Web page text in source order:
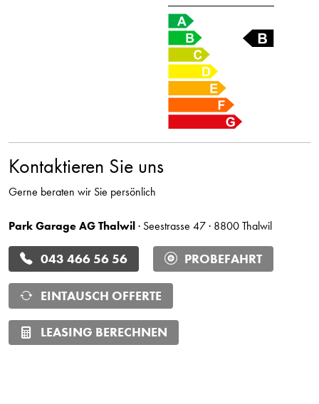
Kontaktieren Sie uns
Gerne beraten wir Sie persönlich
Park Garage AG Thalwil· Seestrasse 47 · 8800 Thalwil
043 466 56 56 PROBEFAHRT
EINTAUSCH OFFERTE
LEASING BERECHNEN